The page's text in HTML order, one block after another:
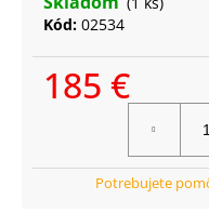
Kód: 02534
185 €
e